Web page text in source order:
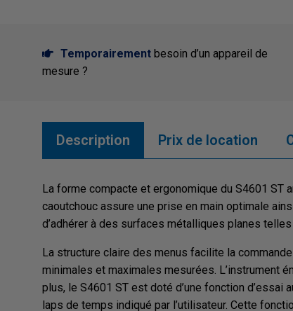
Temporairement besoin d’un appareil de
mesure ?
Description Prix de location
La forme compacte et ergonomique du S4601 ST
caoutchouc assure une prise en main optimale
d’adhérer à des surfaces métalliques planes
La structure claire des menus facilite la
minimales et maximales mesurées. L’instrument
plus, le S4601 ST est doté d’une fonction
laps de temps indiqué par l’utilisateur. Cette